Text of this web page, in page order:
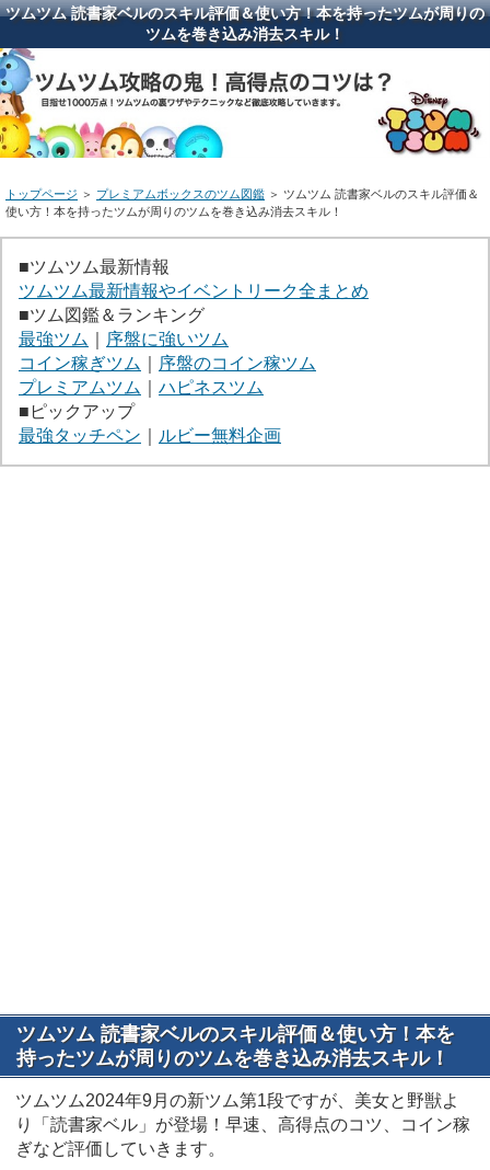
ツムツム 読書家ベルのスキル評価＆使い方！本を持ったツムが周りの
ツムを巻き込み消去スキル！
トップページ ＞ プレミアムボックスのツム図鑑 ＞ ツムツム 読書家ベルのスキル評価＆
使い方！本を持ったツムが周りのツムを巻き込み消去スキル！
■ツムツム最新情報
ツムツム最新情報やイベントリーク全まとめ
■ツム図鑑＆ランキング
最強ツム
序盤に強いツム
コイン稼ぎツム
序盤のコイン稼ツム
プレミアムツム
ハピネスツム
■ピックアップ
最強タッチペン
ルビー無料企画
ツムツム 読書家ベルのスキル評価＆使い方！本を
持ったツムが周りのツムを巻き込み消去スキル！
ツムツム2024年9月の新ツム第1段ですが、美女と野獣よ
り「読書家ベル」が登場！早速、高得点のコツ、コイン稼
ぎなど評価していきます。